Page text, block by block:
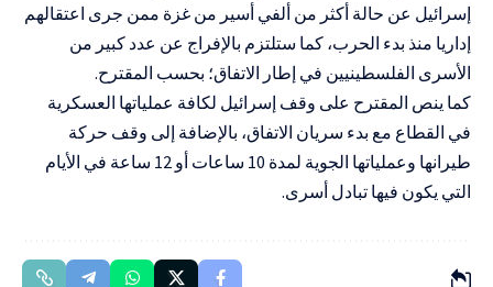
إسرائيل عن حالة أكثر من ألفي أسير من غزة ممن جرى اعتقالهم
إداريا منذ بدء الحرب، كما ستلتزم بالإفراج عن عدد كبير من
الأسرى الفلسطينيين في إطار الاتفاق؛ بحسب المقترح.
كما ينص المقترح على وقف إسرائيل لكافة عملياتها العسكرية
في القطاع مع بدء سريان الاتفاق، بالإضافة إلى وقف حركة
طيرانها وعملياتها الجوية لمدة 10 ساعات أو 12 ساعة في الأيام
التي يكون فيها تبادل أسرى.